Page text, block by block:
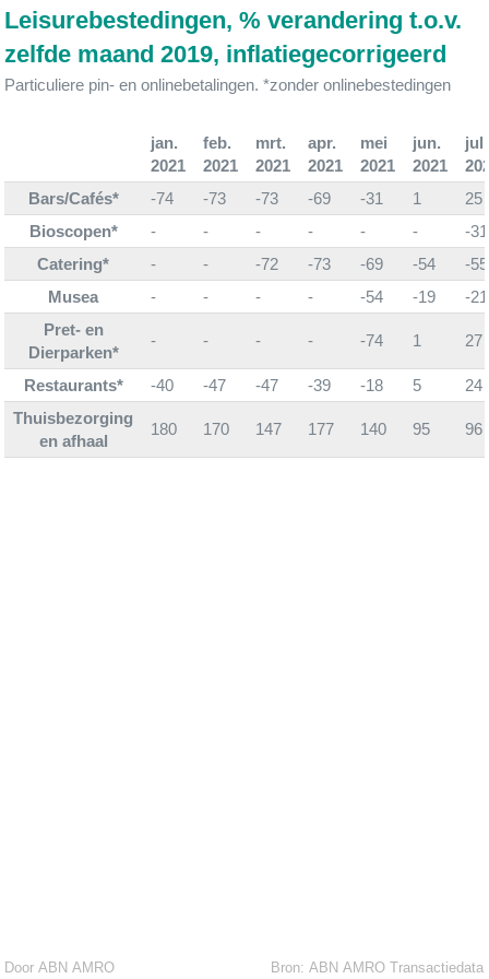
jan.
2021
feb.
2021
mrt.
2021
apr.
2021
mei
2021
jun.
2021
jul.
Bars/Cafés*
-74 -73 -73 -69 -31 1
25
Bioscopen*
- - - - - -
-31
Catering*
- - -72 -73 -69 -54
-55
Musea
- - - - -54 -19
-21
Pret- en
Dierparken*
- - - - -74 1 27
Restaurants* -40 -47 -47 -39 -18 5
24
Thuisbezorging
en afhaal
180 170 147 177 140 95 96
Leisurebestedingen, % verandering t.o.v.
zelfde maand 2019, inflatiegecorrigeerd
Particuliere pin- en onlinebetalingen. *zonder onlinebestedingen
Bron: ABN AMRO Transactiedata
Door ABN AMRO